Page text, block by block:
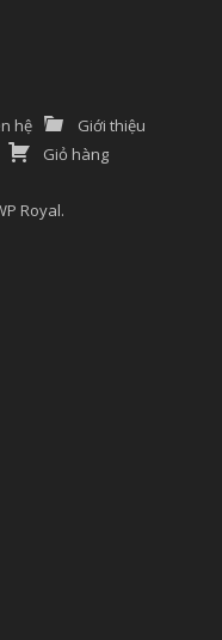
hệ
Giới thiệu
Giỏ hàng
Royal.